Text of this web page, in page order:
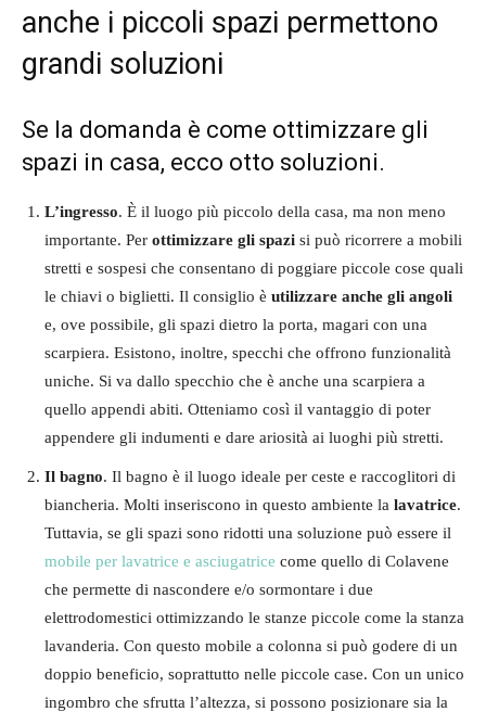
anche i piccoli spazi permettono
grandi soluzioni
Se la domanda è come ottimizzare gli
spazi in casa, ecco otto soluzioni.
L’ingresso. È il luogo più piccolo della casa, ma non meno
importante. Per ottimizzare gli spazi si può ricorrere a mobili
stretti e sospesi che consentano di poggiare piccole cose quali
le chiavi o biglietti. Il consiglio è utilizzare anche gli angoli
e, ove possibile, gli spazi dietro la porta, magari con una
scarpiera. Esistono, inoltre, specchi che offrono funzionalità
uniche. Si va dallo specchio che è anche una scarpiera a
quello appendi abiti. Otteniamo così il vantaggio di poter
appendere gli indumenti e dare ariosità ai luoghi più stretti.
Il bagno. Il bagno è il luogo ideale per ceste e raccoglitori di
biancheria. Molti inseriscono in questo ambiente la lavatrice.
Tuttavia, se gli spazi sono ridotti una soluzione può essere il
mobile per lavatrice e asciugatrice come quello di Colavene
che permette di nascondere e/o sormontare i due
elettrodomestici ottimizzando le stanze piccole come la stanza
lavanderia. Con questo mobile a colonna si può godere di un
doppio beneficio, soprattutto nelle piccole case. Con un unico
ingombro che sfrutta l’altezza, si possono posizionare sia la